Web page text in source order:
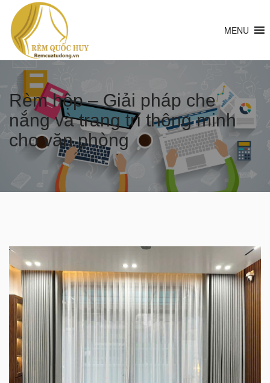
MENU
Rèm hộp – Giải pháp che
nắng và trang trí thông minh
cho văn phòng